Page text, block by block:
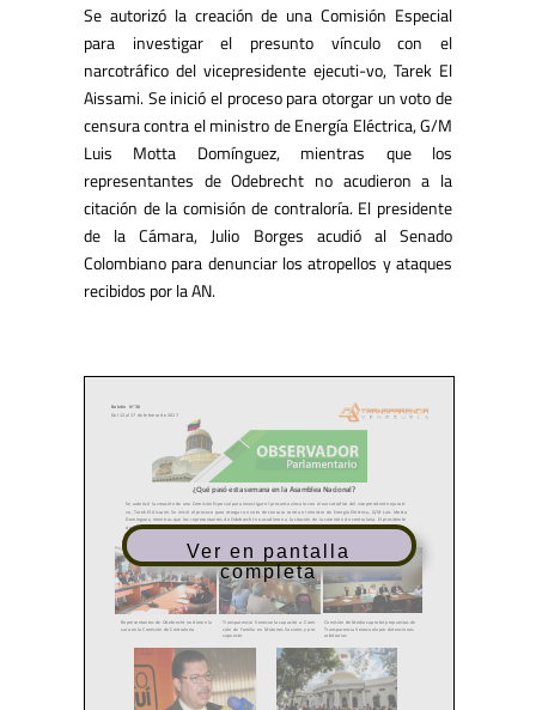
Se autorizó la creación de una Comisión Especial
para investigar el presunto vínculo con el
narcotráfico del vicepresidente ejecuti-vo, Tarek El
Aissami. Se inició el proceso para otorgar un voto de
censura contra el ministro de Energía Eléctrica, G/M
Luis Motta Domínguez, mientras que los
representantes de Odebrecht no acudieron a la
citación de la comisión de contraloría. El presidente
de la Cámara, Julio Borges acudió al Senado
Colombiano para denunciar los atropellos y ataques
recibidos por la AN.
Ver en pantalla
completa